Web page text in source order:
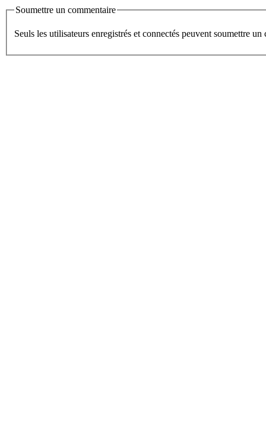
Soumettre un commentaire
Seuls les utilisateurs enregistrés et connectés peuvent soumettre un